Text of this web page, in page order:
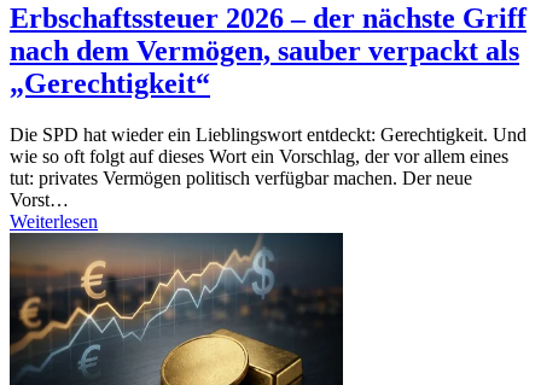
Erbschaftssteuer 2026 – der nächste Griff
nach dem Vermögen, sauber verpackt als
„Gerechtigkeit“
Die SPD hat wieder ein Lieblingswort entdeckt: Gerechtigkeit. Und
wie so oft folgt auf dieses Wort ein Vorschlag, der vor allem eines
tut: privates Vermögen politisch verfügbar machen. Der neue
Vorst…
Weiterlesen